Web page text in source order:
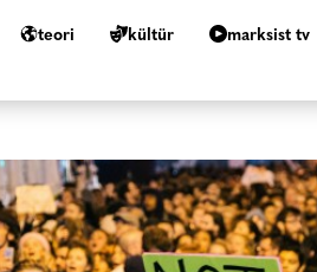
teori kültür marksist tv